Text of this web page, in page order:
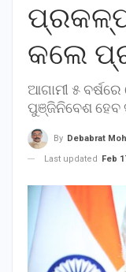
କଲେ
ଆଗାମୀ ୫
ପୁଞ୍ଜିନିବେଶ ହେବ
By Debabrat
Last updated Feb